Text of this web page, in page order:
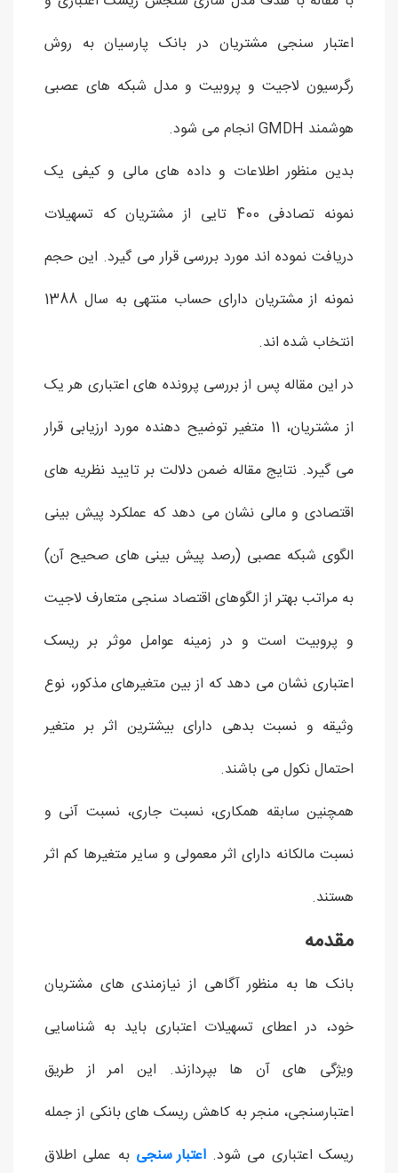
اعتبار سنجی مشتریان در بانک پارسیان به روش
رگرسیون لاجیت و پروبیت و مدل شبکه های عصبی
هوشمند GMDH انجام می شود.
بدین منظور اطلاعات و داده های مالی و کیفی یک
نمونه تصادفی 400 تایی از مشتریان که تسهیلات
دریافت نموده اند مورد بررسی قرار می گیرد. این حجم
نمونه از مشتریان دارای حساب منتهی به سال 1388
انتخاب شده اند.
در این مقاله پس از بررسی پرونده های اعتباری هر یک
از مشتریان، 11 متغیر توضیح دهنده مورد ارزیابی قرار
می گیرد. نتایج مقاله ضمن دلالت بر تایید نظریه های
اقتصادی و مالی نشان می دهد که عملکرد پیش بینی
الگوی شبکه عصبی (رصد پیش بینی های صحیح آن)
به مراتب بهتر از الگوهای اقتصاد سنجی متعارف لاجیت
و پروبیت است و در زمینه عوامل موثر بر ریسک
اعتباری نشان می دهد که از بین متغیرهای مذکور، نوع
وثیقه و نسبت بدهی دارای بیشترین اثر بر متغیر
احتمال نکول می باشند.
همچنین سابقه همکاری، نسبت جاری، نسبت آنی و
نسبت مالکانه دارای اثر معمولی و سایر متغیرها کم اثر
هستند.
مقدمه
بانک ها به منظور آگاهی از نیازمندی های مشتریان
خود، در اعطای تسهیلات اعتباری باید به شناسایی
ویژگی های آن ها بپردازند. این امر از طریق
اعتبارسنجی، منجر به کاهش ریسک های بانکی از جمله
ریسک اعتباری می شود.اعتبار سنجی به عملی اطلاق